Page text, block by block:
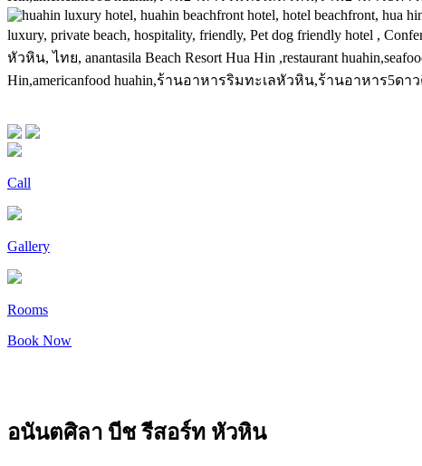
Call
Gallery
Rooms
Book Now
อนันตศิลา บีช รีสอร์ท หัวหิน